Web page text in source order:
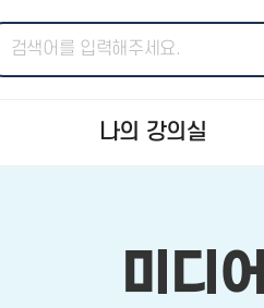
나의 강의실
미디